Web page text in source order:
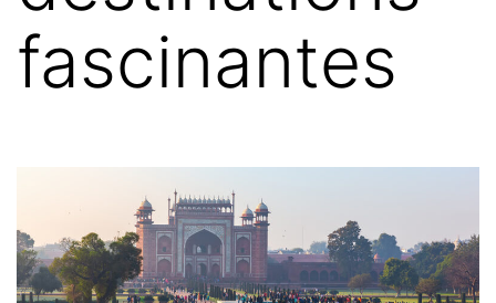
fascinantes